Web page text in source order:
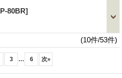
80BR]
(10件/53件)
3 ... 6 次»